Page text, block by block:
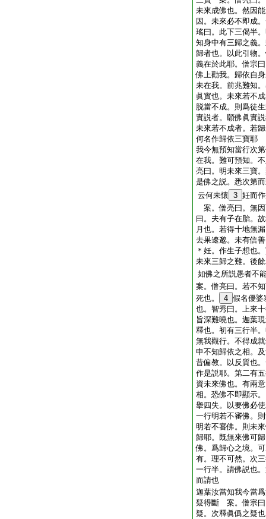
未來成佛也。然因
因。未來必不即成
瑤曰。此下三偈半
知身中有三歸之義
歸者也。以此引物
義在於此耶。僧宗
佛上勸我。歸依自
未在我。前兆難知
眞實也。未來若不
脱當不成。則爲徒
實説者。願佛眞實
未來若不成者。若
何名作歸依三寶耶
我今無預知當行次
在我。難可預知。
亮曰。明未來三寶
是佛之説。悉次第
云何未懷 3 妊而
案。僧亮曰。無
曰。夫有子在胎。
月也。若得十地無
去果遼邈。未有信
＊妊。作生子想也
未來三歸之難。後
如佛之所説愚者不
案。僧亮曰。若不
死也。
4 假名優婆
也。智秀曰。上來
旨深難曉也。迦葉
釋也。初有三行半
無我觀行。不得成
申不知歸依之相。
昔偏教。以反質也
作是説耶。第二有
資未來佛也。有兩
相。恐佛不即顯示
擧四失。以要佛必
一行明若不審佛。
明若不審佛。則未
歸耶。既無來佛可
佛。爲歸心之境。
有。理不可然。次
一行半。請佛説也
而請也
迦葉汝當知我今當
疑得斷 案。僧宗曰
疑。次釋眞僞之疑